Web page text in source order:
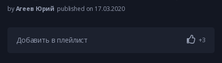
byАгеев Юрий published on 17.03.2020
Добавить в плейлист +3